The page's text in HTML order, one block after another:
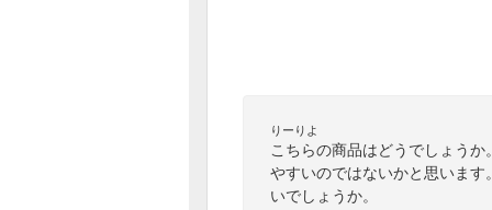
りーりよ
こちらの商品はどうでしょう
やすいのではないかと思いま
いでしょうか。